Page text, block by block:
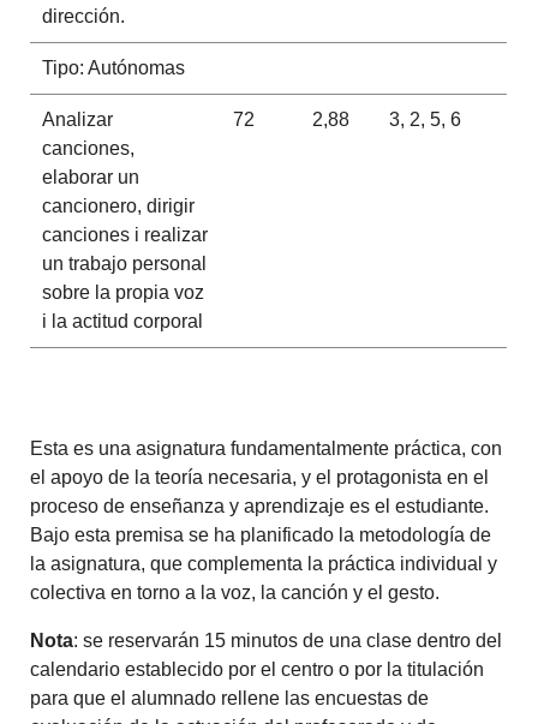
dirección.
Tipo: Autónomas
Analizar
canciones,
elaborar un
cancionero, dirigir
canciones i realizar
un trabajo personal
sobre la propia voz
i la actitud corporal
72 2,88 3, 2, 5, 6
Esta es una asignatura fundamentalmente práctica, con
el apoyo de la teoría necesaria, y el protagonista en el
proceso de enseñanza y aprendizaje es el estudiante.
Bajo esta premisa se ha planificado la metodología de
la asignatura, que complementa la práctica individual y
colectiva en torno a la voz, la canción y el gesto.
Nota: se reservarán 15 minutos de una clase dentro del
calendario establecido por el centro o por la titulación
para que el alumnado rellene las encuestas de